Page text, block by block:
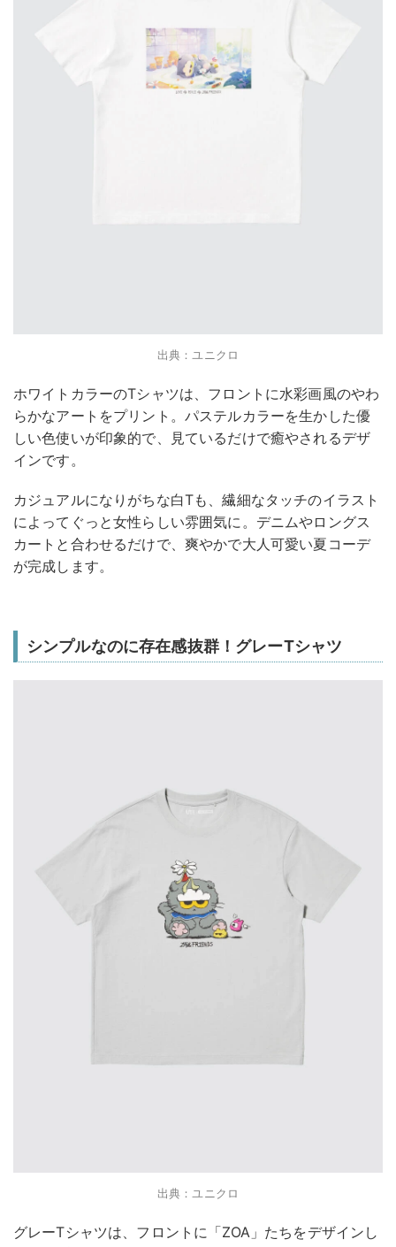
出典：ユニクロ
ホワイトカラーのTシャツは、フロントに水彩画風のやわ
らかなアートをプリント。パステルカラーを生かした優
しい色使いが印象的で、見ているだけで癒やされるデザ
インです。
カジュアルになりがちな白Tも、繊細なタッチのイラスト
によってぐっと女性らしい雰囲気に。デニムやロングス
カートと合わせるだけで、爽やかで大人可愛い夏コーデ
が完成します。
シンプルなのに存在感抜群！グレーTシャツ
出典：ユニクロ
グレーTシャツは、フロントに「ZOA」たちをデザインし